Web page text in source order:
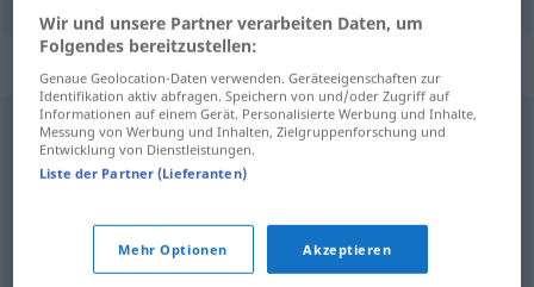
Beispielsätze für "nun"
nun kommschon! UMG
takpojďuž!
denn!
Wir und unsere Partner verarbeiten Daten, um
Folgendes bereitzustellen:
Genaue Geolocation-Daten verwenden. Geräteeigenschaften zur
Identifikation aktiv abfragen. Speichern von und/oder Zugriff auf
Informationen auf einem Gerät. Personalisierte Werbung und Inhalte,
Messung von Werbung und Inhalten, Zielgruppenforschung und
Entwicklung von Dienstleistungen.
Liste der Partner (Lieferanten)
Mehr Optionen Akzeptieren